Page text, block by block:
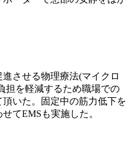
させる物理療法(マイクロ
担を軽減するため職場での
いた。固定中の筋力低下を
てEMSも実施した。